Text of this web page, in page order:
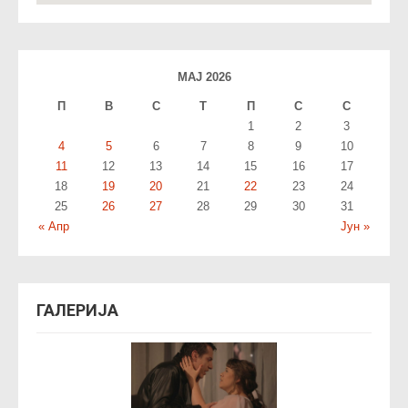
МАЈ 2026
П В С T П С С
« Апр Јун »
1 2
3
4
5 6 7 8 9
10
11
12 13 14 15 16
17
18
19 20 21 22 23
24
25
26 27 28 29 30 31
ГАЛЕРИЈА